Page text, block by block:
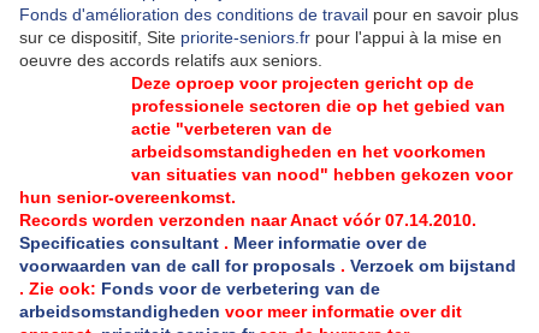
Fonds d'amélioration des conditions de travail pour en savoir plus
sur ce dispositif, Site priorite-seniors.fr pour l'appui à la mise en
oeuvre des accords relatifs aux seniors.
Deze oproep voor projecten gericht op de
professionele sectoren die op het gebied van
actie "verbeteren van de
arbeidsomstandigheden en het voorkomen
van situaties van nood" hebben gekozen voor
hun senior-overeenkomst.
Records worden verzonden naar Anact vóór 07.14.2010.
Specificaties consultant . Meer informatie over de
voorwaarden van de call for proposals . Verzoek om bijstand
. Zie ook: Fonds voor de verbetering van de
arbeidsomstandigheden voor meer informatie over dit